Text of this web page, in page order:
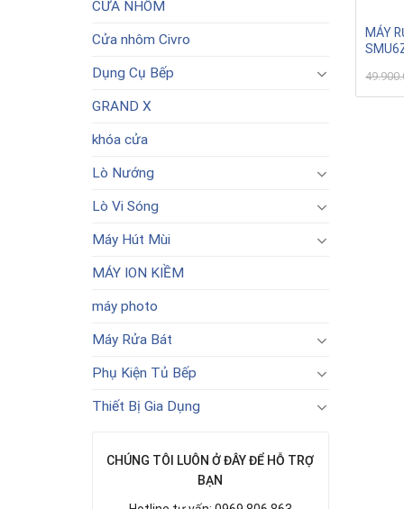
CỬA NHÔM
Cửa nhôm Civro
Dụng Cụ Bếp
GRAND X
khóa cửa
Lò Nướng
Lò Vi Sóng
Máy Hút Mùi
MÁY ION KIỀM
máy photo
Máy Rửa Bát
Phụ Kiện Tủ Bếp
Thiết Bị Gia Dụng
CHÚNG TÔI LUÔN Ở ĐÂY ĐỂ HỖ TRỢ
BẠN
MÁY